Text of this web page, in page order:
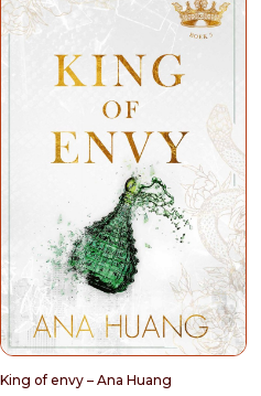
King of envy – Ana Huang